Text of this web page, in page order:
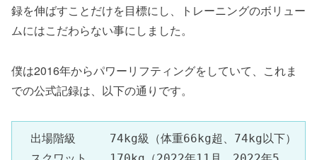
録を伸ばすことだけを目標にし、トレーニングのボリュー
ムにはこだわらない事にしました。
僕は2016年からパワーリフティングをしていて、これま
での公式記録は、以下の通りです。
出場階級　　　74kg級（体重66kg超、74kg以下）